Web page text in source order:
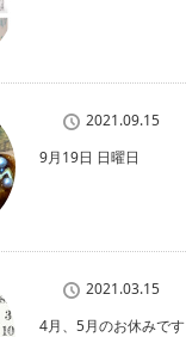
2021.09.15
9月19日 日曜日
2021.03.15
4月、5月のお休みです